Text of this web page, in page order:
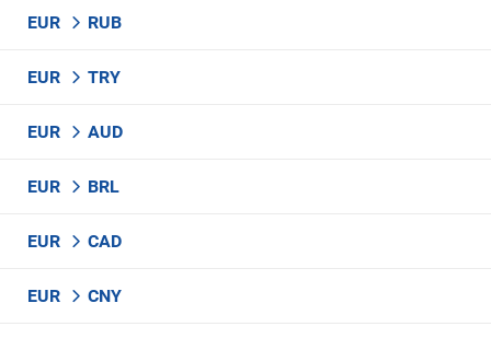
EUR RUB
EUR TRY
EUR AUD
EUR BRL
EUR CAD
EUR CNY